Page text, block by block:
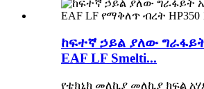
ከፍተኛ ኃይል ያለው
EAF LF Smelti...
የቴክኒክ መለኪያ መለኪያ ክፍል